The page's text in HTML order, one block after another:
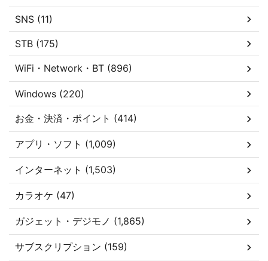
SNS (11)
STB (175)
WiFi・Network・BT (896)
Windows (220)
お金・決済・ポイント (414)
アプリ・ソフト (1,009)
インターネット (1,503)
カラオケ (47)
ガジェット・デジモノ (1,865)
サブスクリプション (159)